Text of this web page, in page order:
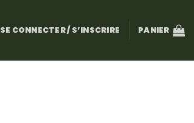
SE CONNECTER / S’INSCRIRE PANIER